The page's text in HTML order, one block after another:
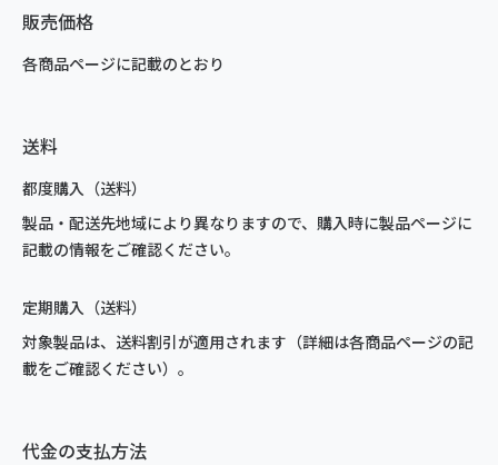
販売価格
各商品ページに記載のとおり
送料
都度購入（送料）
製品・配送先地域により異なりますので、購入時に製品ページに
記載の情報をご確認ください。
定期購入（送料）
対象製品は、送料割引が適用されます（詳細は各商品ページの記
載をご確認ください）。
代金の支払方法